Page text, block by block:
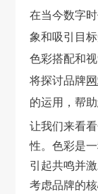
在当今数字
象和吸引目
色彩搭配和
将探讨品牌
的运用，帮
让我们来看
性。色彩是
引起共鸣并
考虑品牌的